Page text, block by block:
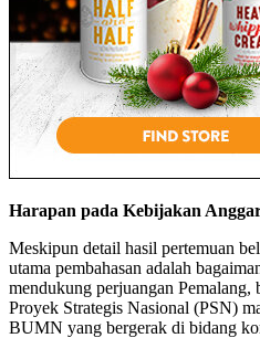
Harapan pada Kebijakan
Meskipun detail hasil pertemuan
utama pembahasan adalah
mendukung perjuangan
Proyek Strategis Nasional (PSN)
BUMN yang bergerak di bidang